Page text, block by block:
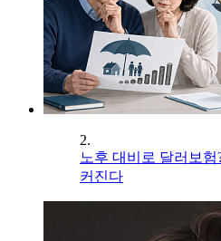
2.
노후 대비로 달러보
커진다